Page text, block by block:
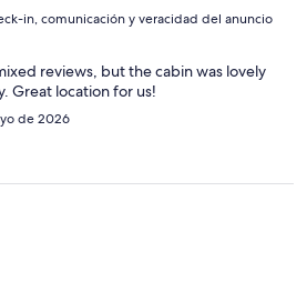
in, comunicación y veracidad del anuncio
reviews, but the cabin was lovely
Great location for us!
de 2026